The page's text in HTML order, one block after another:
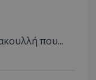
που...